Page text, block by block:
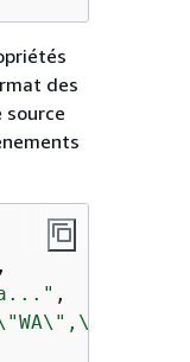
des
source
,
,